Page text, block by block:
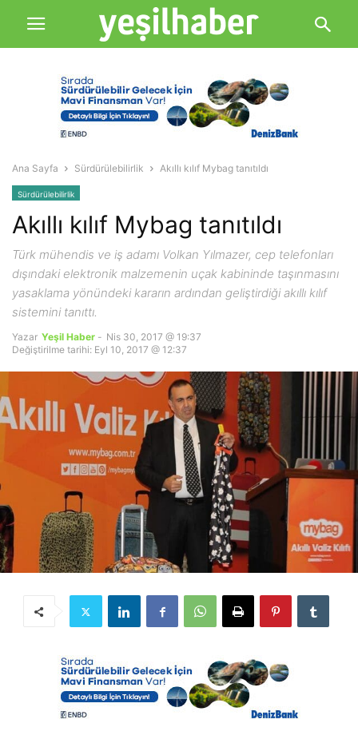
Ana Sayfa Sürdürülebilirlik Akıllı kılıf Mybag tanıtıldı
Sürdürülebilirlik
Akıllı kılıf Mybag tanıtıldı
Türk mühendis ve iş adamı Volkan Yılmazer, cep telefonları
dışındaki elektronik malzemenin uçak kabininde taşınmasını
yasaklama yönündeki kararın ardından geliştirdiği akıllı kılıf
sistemini tanıttı.
Yazar Yeşil Haber - Nis 30, 2017 @ 19:37
Değiştirilme tarihi: Eyl 10, 2017 @ 12:37